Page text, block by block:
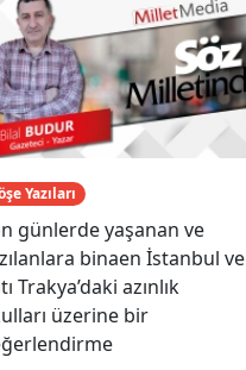
Yazıları
günlerde yaşanan ve
binaen İstanbul ve
Trakya’daki azınlık
üzerine bir